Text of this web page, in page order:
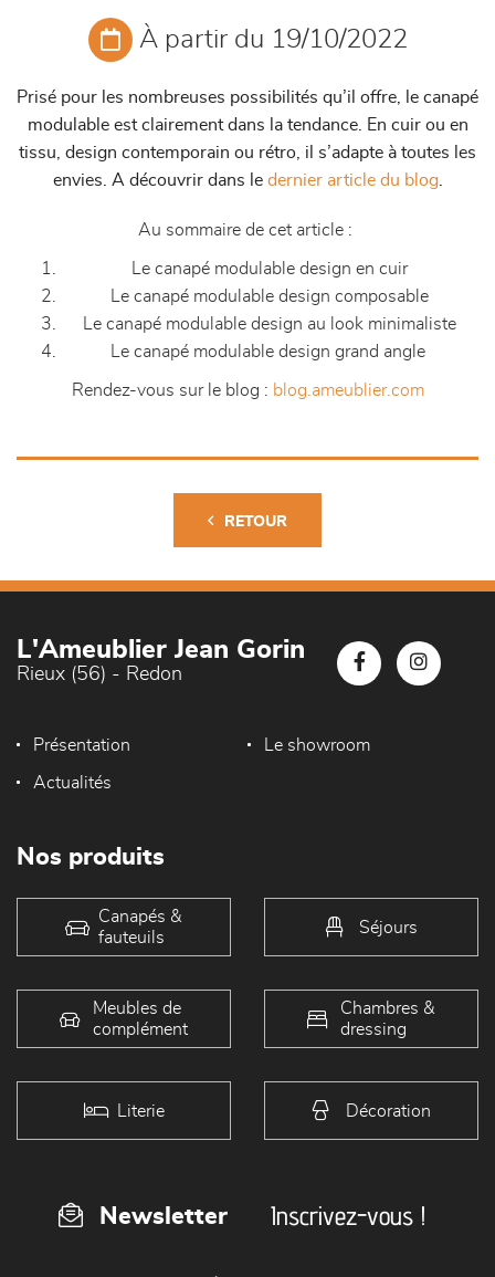
À partir du 19/10/2022
Prisé pour les nombreuses possibilités qu’il offre, le canapé
modulable est clairement dans la tendance. En cuir ou en
tissu, design contemporain ou rétro, il s’adapte à toutes les
envies. A découvrir dans le dernier article du blog.
Au sommaire de cet article :
Le canapé modulable design en cuir
Le canapé modulable design composable
Le canapé modulable design au look minimaliste
Le canapé modulable design grand angle
Rendez-vous sur le blog : blog.ameublier.com
RETOUR
L'Ameublier Jean Gorin
Rieux (56) - Redon
Présentation Le showroom
Actualités
Nos produits
Canapés &
fauteuils
Séjours
Meubles de
complément
Chambres &
dressing
Literie Décoration
Newsletter Inscrivez-vous !